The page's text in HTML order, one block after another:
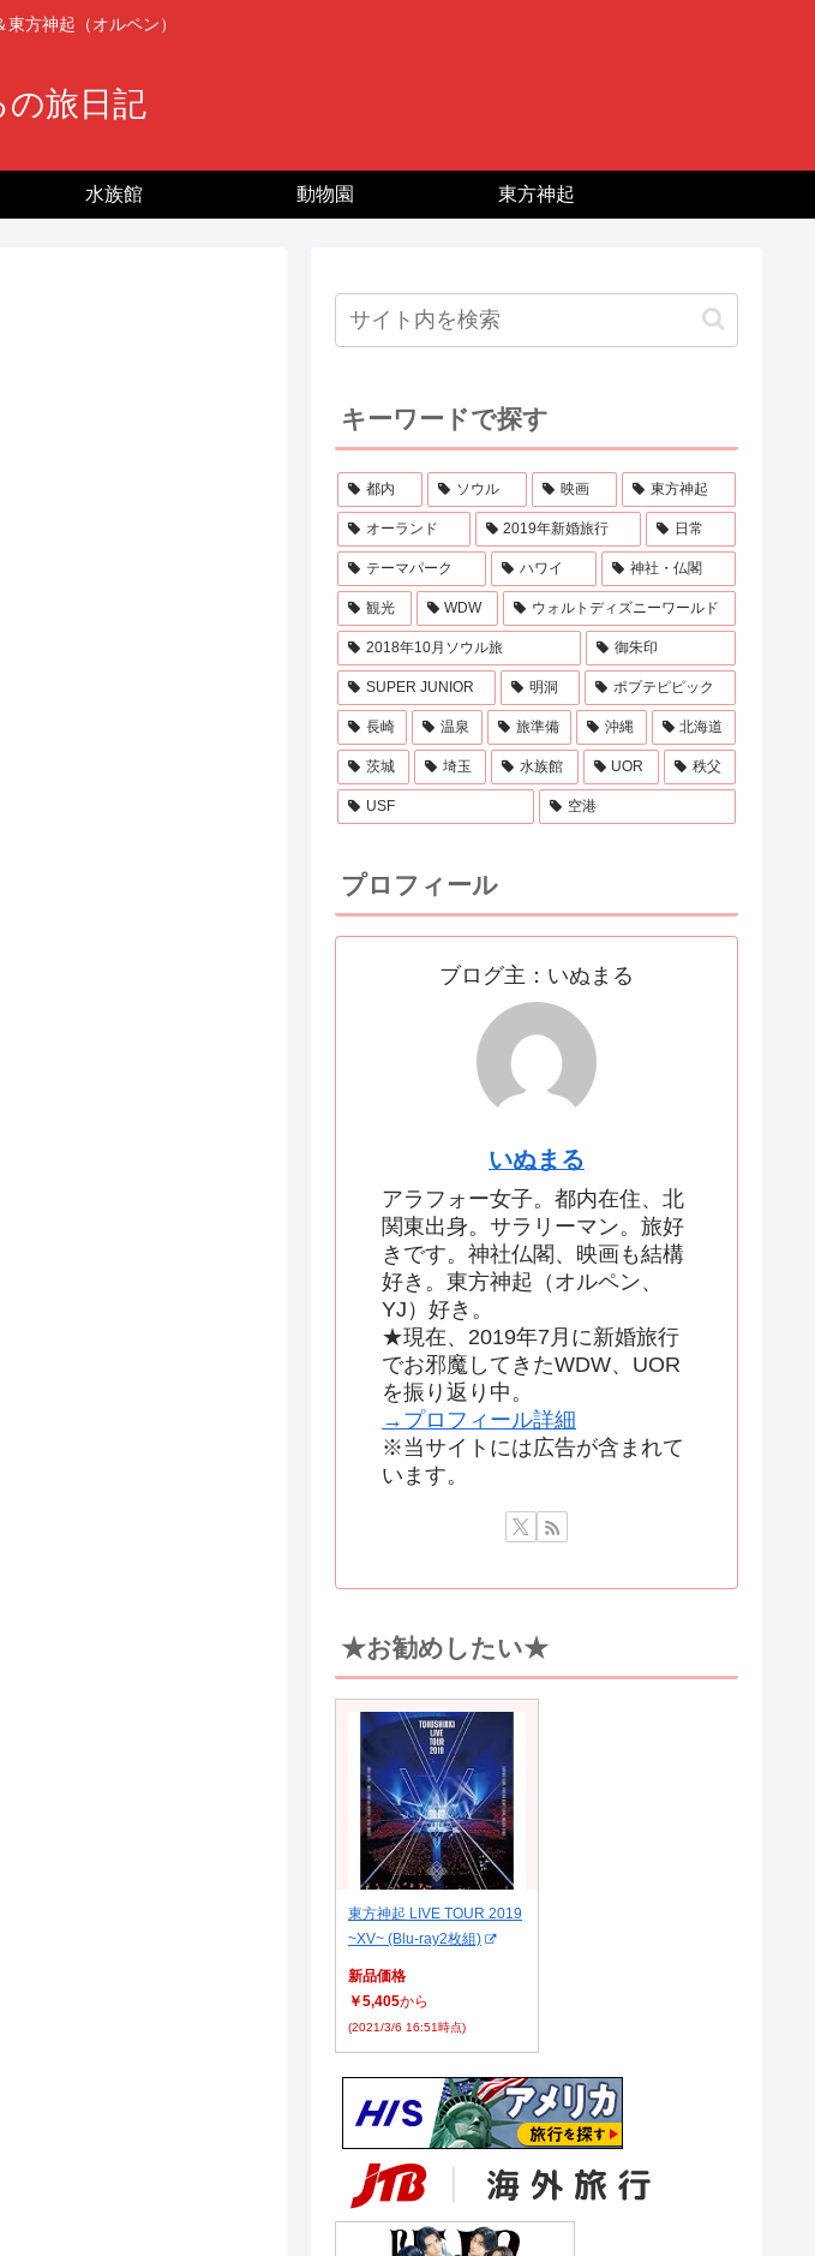
方神起（オルペン）
の旅日記
水族館 動物園 東方神起
キーワードで探す
都内 ソウル 映画 東方神起
オーランド 2019年新婚旅行 日常
テーマパーク ハワイ 神社・仏閣
観光 WDW ウォルトディズニーワールド
2018年10月ソウル旅 御朱印
SUPER JUNIOR 明洞 ポプテピピック
長崎 温泉 旅準備 沖縄 北海道
茨城 埼玉 水族館 UOR 秩父
USF 空港
プロフィール
ブログ主：いぬまる
いぬまる
アラフォー女子。都内在住、北
関東出身。サラリーマン。旅好
きです。神社仏閣、映画も結構
好き。東方神起（オルペン、
YJ）好き。
★現在、2019年7月に新婚旅行
でお邪魔してきたWDW、UOR
を振り返り中。
→プロフィール詳細
※当サイトには広告が含まれて
います。
★お勧めしたい★
東方神起 LIVE TOUR 2019
~XV~ (Blu-ray2枚組)
新品価格
￥5,405から
(2021/3/6 16:51時点)